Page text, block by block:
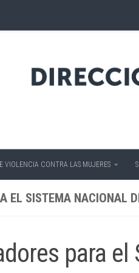
VIOLENCIA CONTRA LAS MUJERES
EL SISTEMA NACIONAL
para